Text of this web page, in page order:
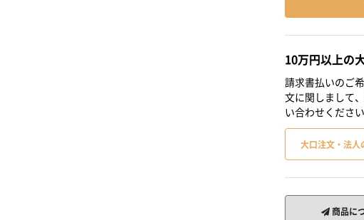
10万円以上の
請求書払いのご
文に関しまして
い合わせください
大口注文・法人
商品に